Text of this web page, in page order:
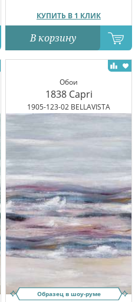
КУПИТЬ В 1 КЛИК
В корзину
Обои
1838 Capri
1905-123-02 BELLAVISTA
Образец в шоу-руме